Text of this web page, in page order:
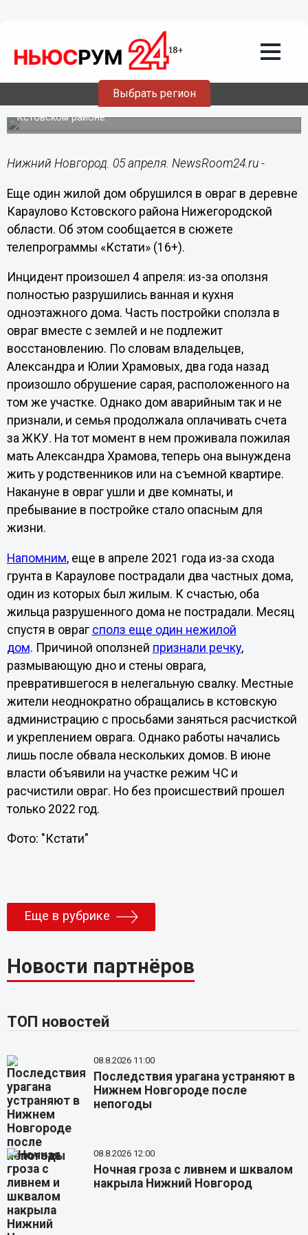
Выбрать регион
Часть жилого дома обрушилась из-за
оползня в нижегородской деревне
Караулово
Это не первая постройка, сошедшая в овраг в
Кстовском районе.
Нижний Новгород. 05 апреля. NewsRoom24.ru -
Еще один жилой дом обрушился в овраг в деревне
Караулово Кстовского района Нижегородской
области. Об этом сообщается в сюжете
телепрограммы «Кстати» (16+).
Инцидент произошел 4 апреля: из-за оползня
полностью разрушились ванная и кухня
одноэтажного дома. Часть постройки сползла в
овраг вместе с землей и не подлежит
восстановлению. По словам владельцев,
Александра и Юлии Храмовых, два года назад
произошло обрушение сарая, расположенного на
том же участке. Однако дом аварийным так и не
признали, и семья продолжала оплачивать счета
за ЖКУ. На тот момент в нем проживала пожилая
мать Александра Храмова, теперь она вынуждена
жить у родственников или на съемной квартире.
Накануне в овраг ушли и две комнаты, и
пребывание в постройке стало опасным для
жизни.
Напомним, еще в апреле 2021 года из-за схода
грунта в Караулове пострадали два частных дома,
один из которых был жилым. К счастью, оба
жильца разрушенного дома не пострадали. Месяц
спустя в овраг сполз еще один нежилой
дом. Причиной оползней признали речку,
размывающую дно и стены оврага,
превратившегося в нелегальную свалку. Местные
жители неоднократно обращались в кстовскую
администрацию с просьбами заняться расчисткой
и укреплением оврага. Однако работы начались
лишь после обвала нескольких домов. В июне
власти объявили на участке режим ЧС и
расчистили овраг. Но без происшествий прошел
только 2022 год.
Фото: "Кстати"
Еще в рубрике
Новости партнёров
ТОП новостей
08.8.2026 11:00
Последствия урагана устраняют в
Нижнем Новгороде после
непогоды
08.8.2026 12:00
Ночная гроза с ливнем и шквалом
накрыла Нижний Новгород